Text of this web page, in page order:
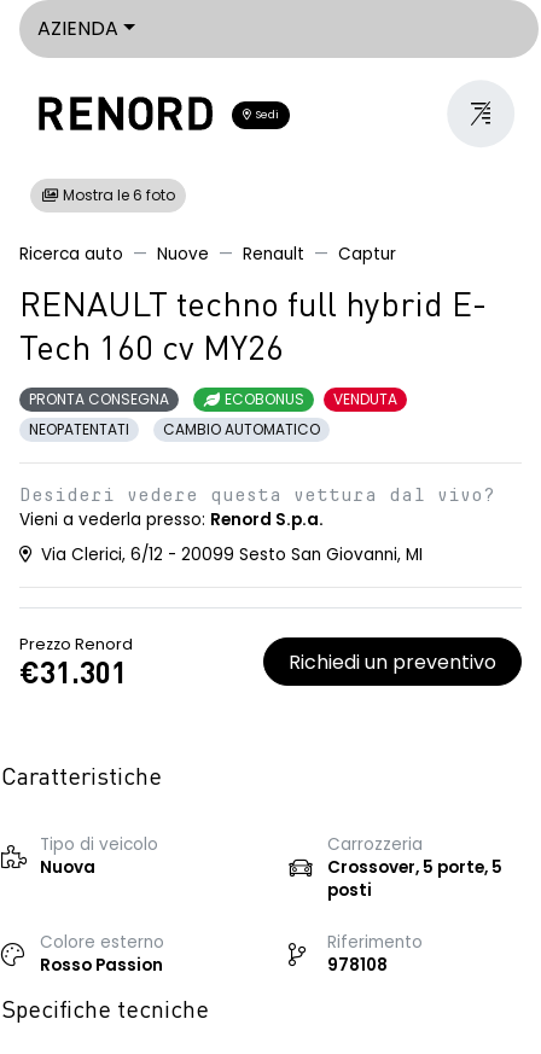
AZIENDA
Sedi
Mostra le 6 foto
Ricerca auto Nuove Renault Captur
RENAULT techno full hybrid E-
Tech 160 cv MY26
PRONTA CONSEGNA ECOBONUS
VENDUTA
NEOPATENTATI
CAMBIO AUTOMATICO
Desideri vedere questa vettura dal vivo?
Vieni a vederla presso: Renord S.p.a.
Via Clerici, 6/12 - 20099 Sesto San Giovanni, MI
Prezzo Renord
€31.301 Richiedi un preventivo
Caratteristiche
Tipo di veicolo
Nuova
Carrozzeria
Crossover, 5 porte, 5
posti
Colore esterno
Rosso Passion
Riferimento
978108
Specifiche tecniche